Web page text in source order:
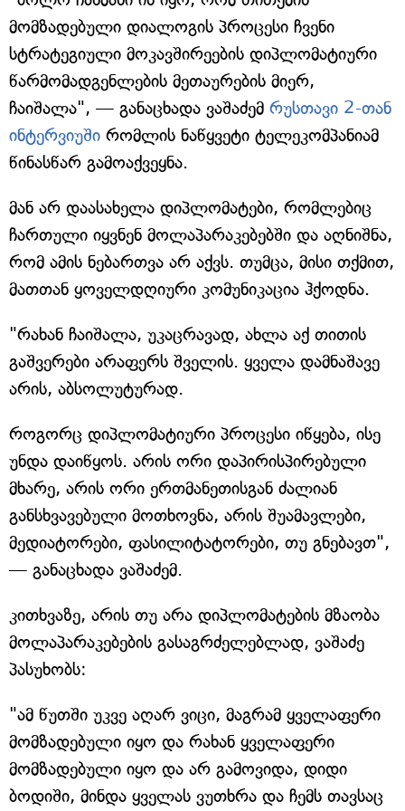
მომზადებული დიალოგის პროცესი ჩვენი
სტრატეგიული მოკავშირეების დიპლომატიური
წარმომადგენლების მეთაურების მიერ,
ჩაიშალა", — განაცხადა ვაშაძემ რუსთავი 2-თან
ინტერვიუში რომლის ნაწყვეტი ტელეკომპანიამ
წინასწარ გამოაქვეყნა.
მან არ დაასახელა დიპლომატები, რომლებიც
ჩართული იყვნენ მოლაპარაკებებში და აღნიშნა,
რომ ამის ნებართვა არ აქვს. თუმცა, მისი თქმით,
მათთან ყოველდღიური კომუნიკაცია ჰქოდნა.
"რახან ჩაიშალა, უკაცრავად, ახლა აქ თითის
გაშვერები არაფერს შველის. ყველა დამნაშავე
არის, აბსოლუტურად.
როგორც დიპლომატიური პროცესი იწყება, ისე
უნდა დაიწყოს. არის ორი დაპირისპირებული
მხარე, არის ორი ერთმანეთისგან ძალიან
განსხვავებული მოთხოვნა, არის შუამავლები,
მედიატორები, ფასილიტატორები, თუ გნებავთ",
— განაცხადა ვაშაძემ.
კითხვაზე, არის თუ არა დიპლომატების მზაობა
მოლაპარაკებების გასაგრძელებლად, ვაშაძე
პასუხობს:
"ამ წუთში უკვე აღარ ვიცი, მაგრამ ყველაფერი
მომზადებული იყო და რახან ყველაფერი
მომზადებული იყო და არ გამოვიდა, დიდი
ბოდიში, მინდა ყველას ვუთხრა და ჩემს თავსაც